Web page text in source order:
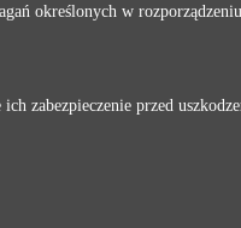
określonych w
zabezpieczenie przed